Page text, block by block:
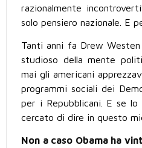
razionalmente
solo pensiero nazionale. E
Tanti anni fa Drew Westen
studioso della mente
mai gli americani
programmi sociali dei
per i Repubblicani. E se
cercato di dire in questo
Non a caso Obama ha